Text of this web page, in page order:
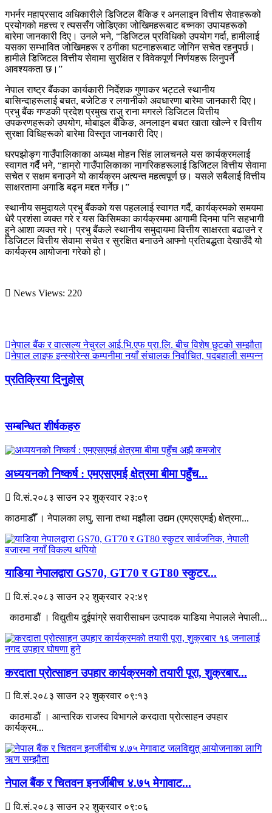
गभर्नर महाप्रसाद अधिकारीले डिजिटल बैंकिङ र अनलाइन वित्तीय सेवाहरूको
प्रयोगको महत्त्व र त्यससँग जोडिएका जोखिमहरूबाट बच्नका उपायहरूको
बारेमा जानकारी दिए। उनले भने, “डिजिटल प्रविधिको उपयोग गर्दा, हामीलाई
यसका सम्भावित जोखिमहरू र ठगीका घटनाहरूबाट जोगिन सचेत रहनुपर्छ।
हामीले डिजिटल वित्तीय सेवामा सुरक्षित र विवेकपूर्ण निर्णयहरू लिनुपर्ने
आवश्यकता छ।”
नेपाल राष्ट्र बैंकका कार्यकारी निर्देशक गुणाकर भट्टले स्थानीय
बासिन्दाहरूलाई बचत, बजेटिङ र लगानीको अवधारणा बारेमा जानकारी दिए।
प्रभु बैंक गण्डकी प्रदेश प्रमुख राजु राना मगरले डिजिटल वित्तीय
उपकरणहरूको उपयोग, मोबाइल बैंकिङ, अनलाइन बचत खाता खोल्ने र वित्तीय
सुरक्षा विधिहरूको बारेमा विस्तृत जानकारी दिए।
घरपझोङ्ग गाउँपालिकाका अध्यक्ष मोहन सिंह लालचनले यस कार्यक्रमलाई
स्वागत गर्दै भने, “हाम्रो गाउँपालिकाका नागरिकहरूलाई डिजिटल वित्तीय सेवामा
सचेत र सक्षम बनाउने यो कार्यक्रम अत्यन्त महत्वपूर्ण छ। यसले सबैलाई वित्तीय
साक्षरतामा अगाडि बढ्न मद्दत गर्नेछ।”
स्थानीय समुदायले प्रभु बैंकको यस पहललाई स्वागत गर्दै, कार्यक्रमको समयमा
धेरै प्रशंसा व्यक्त गरे र यस किसिमका कार्यक्रममा आगामी दिनमा पनि सहभागी
हुने आशा व्यक्त गरे। प्रभु बैंकले स्थानीय समुदायमा वित्तीय साक्षरता बढाउने र
डिजिटल वित्तीय सेवामा सचेत र सुरक्षित बनाउने आफ्नो प्रतिबद्धता देखाउँदै यो
कार्यक्रम आयोजना गरेको हो।
News Views: 220
नेपाल बैंक र वात्सल्य नेचुरल आई.भि.एफ प्रा.लि. बीच विशेष छुटको सम्झौता
नेपाल लाइफ इन्स्योरेन्स कम्पनीमा नयाँ संचालक निर्वाचित, पदबहाली सम्पन्न
प्रतिक्रिया दिनुहोस्
सम्बन्धित शीर्षकहरु
अध्ययनको निष्कर्ष : एमएसएमई क्षेत्रमा बीमा पहुँच...
वि.सं.२०८३ साउन २२ शुक्रवार २३:०९
काठमाडौँ । नेपालका लघु, साना तथा मझौला उद्यम (एमएसएमई) क्षेत्रमा...
याडिया नेपालद्वारा GS70, GT70 र GT80 स्कुटर...
वि.सं.२०८३ साउन २२ शुक्रवार २२:४९
काठमाडौं । विद्युतीय दुईपांग्रे सवारीसाधन उत्पादक याडिया नेपालले नेपाली...
करदाता प्रोत्साहन उपहार कार्यक्रमको तयारी पूरा, शुक्रबार...
वि.सं.२०८३ साउन २२ शुक्रवार ०९:१३
काठमाडौं । आन्तरिक राजस्व विभागले करदाता प्रोत्साहन उपहार
कार्यक्रम...
नेपाल बैंक र चितवन इनर्जीबीच ४.७५ मेगावाट...
वि.सं.२०८३ साउन २२ शुक्रवार ०९:०६